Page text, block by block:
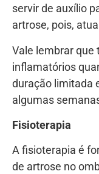
servir de auxílio
artrose, pois,
Vale lembrar que
inflamatórios
duração limitada
algumas
Fisioterapia
A fisioterapia é
de artrose no